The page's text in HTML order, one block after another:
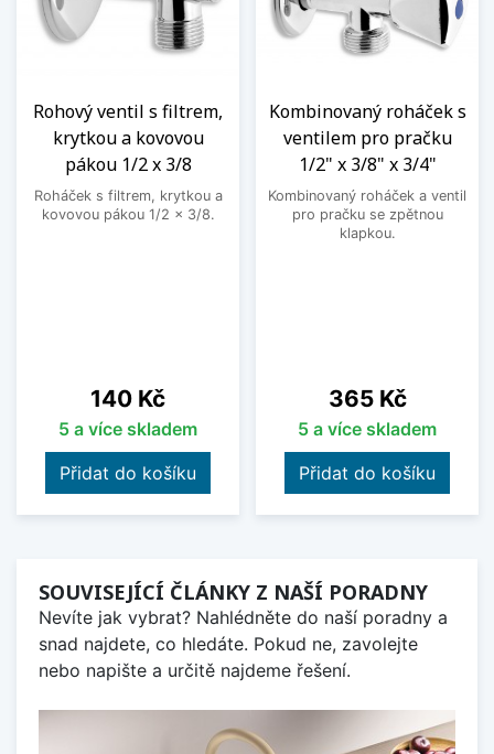
Rohový ventil s filtrem,
krytkou a kovovou
pákou 1/2 x 3/8
Roháček s filtrem, krytkou a
kovovou pákou 1/2 x 3/8.
Cena
140 Kč
5 a více skladem
Přidat do košíku
Kombinovaný roháček s
ventilem pro pračku
1/2" x 3/8" x 3/4"
Kombinovaný roháček a ventil
pro pračku se zpětnou
klapkou.
Cena
365 Kč
5 a více skladem
Přidat do košíku
SOUVISEJÍCÍ ČLÁNKY Z NAŠÍ PORADNY
Nevíte jak vybrat? Nahlédněte do naší poradny a
snad najdete, co hledáte. Pokud ne, zavolejte
nebo napište a určitě najdeme řešení.